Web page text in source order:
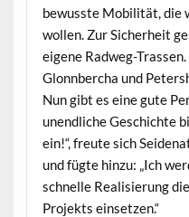
be­wusste Mobil­ität, die
wollen. Zur Sicher­heit
eigene Rad­weg-
Glonnber­cha und
Nun gibt es eine gute
unendliche Geschichte
ein!“, freute sich
und fügte hinzu: „Ich
schnelle Real­isierung
Pro­jek­ts einsetzen.“